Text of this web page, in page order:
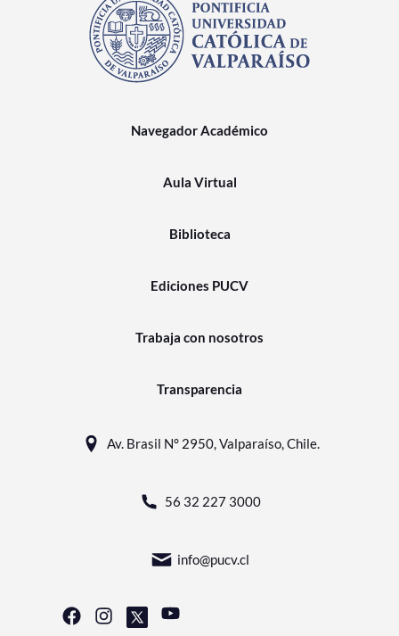
Navegador Académico
Aula Virtual
Biblioteca
Ediciones PUCV
Trabaja con nosotros
Transparencia
Av. Brasil N° 2950, Valparaíso, Chile.
56 32 227 3000
info@pucv.cl